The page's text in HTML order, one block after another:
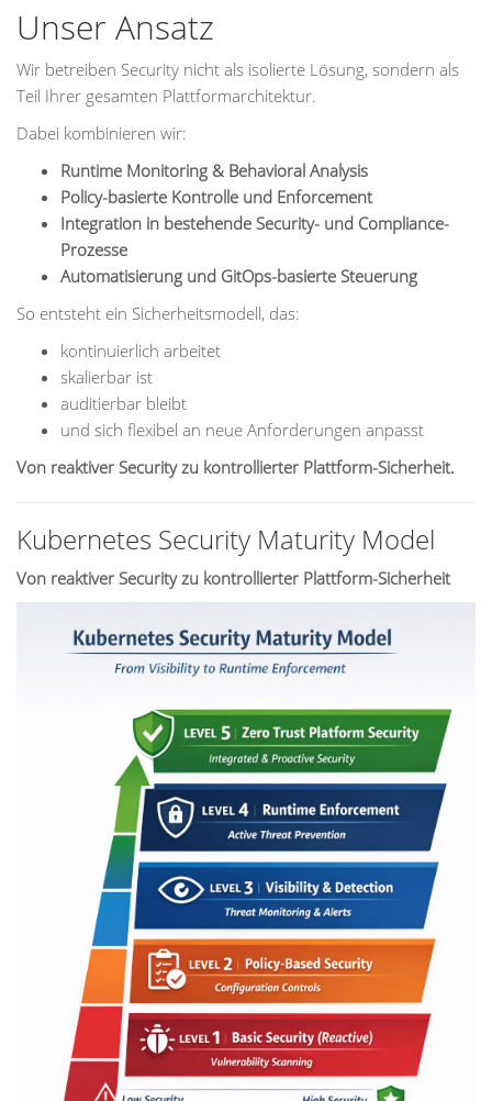
Unser Ansatz
Wir betreiben Security nicht als isolierte Lösung, sondern als
Teil Ihrer gesamten Plattformarchitektur.
Dabei kombinieren wir:
Runtime Monitoring & Behavioral Analysis
Policy-basierte Kontrolle und Enforcement
Integration in bestehende Security- und Compliance-
Prozesse
Automatisierung und GitOps-basierte Steuerung
So entsteht ein Sicherheitsmodell, das:
kontinuierlich arbeitet
skalierbar ist
auditierbar bleibt
und sich flexibel an neue Anforderungen anpasst
Von reaktiver Security zu kontrollierter Plattform-Sicherheit.
Kubernetes Security Maturity Model
Von reaktiver Security zu kontrollierter Plattform-Sicherheit